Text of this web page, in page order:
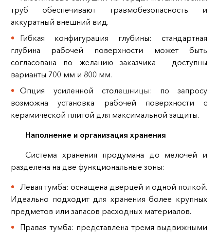
труб обеспечивают травмобезопасность и
аккуратный внешний вид.
Гибкая конфигурация глубины: стандартная
глубина рабочей поверхности может быть
согласована по желанию заказчика - доступны
варианты 700 мм и 800 мм.
Опция усиленной столешницы: по запросу
возможна установка рабочей поверхности с
керамической плитой для максимальной защиты.
Наполнение и организация хранения
Система хранения продумана до мелочей и
разделена на две функциональные зоны:
Левая тумба: оснащена дверцей и одной полкой.
Идеально подходит для хранения более крупных
предметов или запасов расходных материалов.
Правая тумба: представлена тремя выдвижными